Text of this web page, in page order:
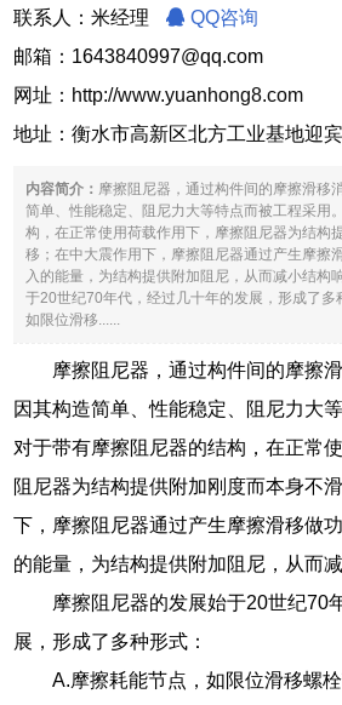
联系人：米经理
QQ咨询
邮箱：1643840997@qq.com
网址： http://www.yuanhong8.com
地址：衡水市高新区北方工业基地迎
内容简介： 摩擦阻尼器，通过构件间的摩擦滑移
简单、性能稳定、阻尼力大等特点而被工程采用
构，在正常使用荷载作用下，摩擦阻尼器为结构
移；在中大震作用下，摩擦阻尼器通过产生摩擦
入的能量，为结构提供附加阻尼，从而减小结构
于20世纪70年代，经过几十年的发展，形成了多
如限位滑移......
摩擦阻尼器，通过构件间的摩擦
因其构造简单、性能稳定、阻尼力大
对于带有摩擦阻尼器的结构，在正常
阻尼器为结构提供附加刚度而本身不
下，摩擦阻尼器通过产生摩擦滑移做
的能量，为结构提供附加阻尼，从而减
摩擦阻尼器的发展始于20世纪70
展，形成了多种形式：
A.摩擦耗能节点，如限位滑移螺